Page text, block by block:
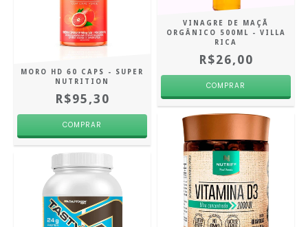
VINAGRE DE MAÇÃ
ORGÂNICO 500ML - VILLA
RICA
R$26,00
MORO HD 60 CAPS - SUPER
NUTRITION
R$95,30